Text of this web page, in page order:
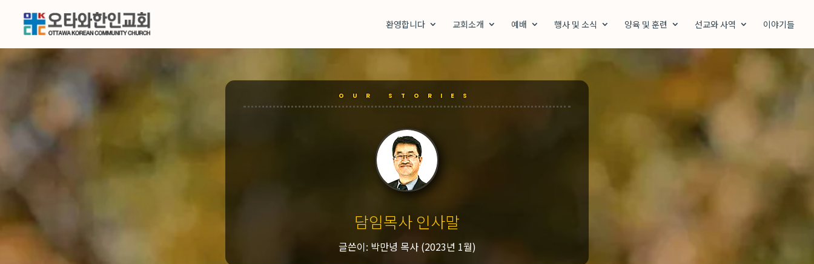
환영합니다 교회소개 예배 행사 및 소식 양육 및 훈련 선교와 사역 이야기들
OUR STORIES
담임목사 인사말
글쓴이: 박만녕 목사 (2023년 1월)